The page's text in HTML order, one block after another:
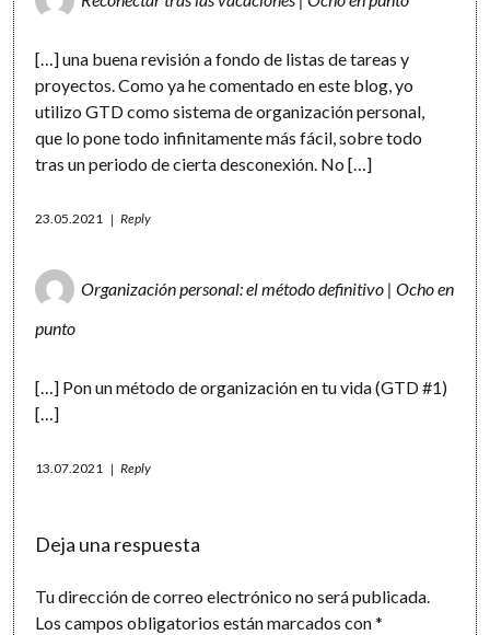
[…] una buena revisión a fondo de listas de tareas y
proyectos. Como ya he comentado en este blog, yo
utilizo GTD como sistema de organización personal,
que lo pone todo infinitamente más fácil, sobre todo
tras un periodo de cierta desconexión. No […]
23.05.2021 Reply
Organización personal: el método definitivo | Ocho en
punto
[…] Pon un método de organización en tu vida (GTD #1)
[…]
13.07.2021 Reply
Deja una respuesta
Tu dirección de correo electrónico no será publicada.
Los campos obligatorios están marcados con*